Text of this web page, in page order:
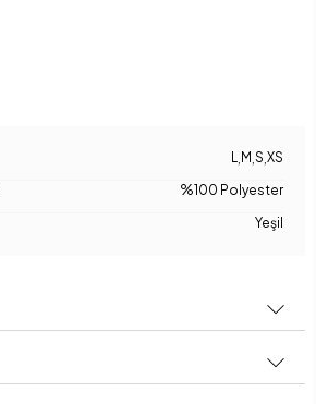
L M S XS
%100 Polyester
Yeşil